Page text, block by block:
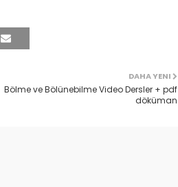
DAHA YENI
Bölme ve Bölünebilme Video Dersler + pdf
döküman